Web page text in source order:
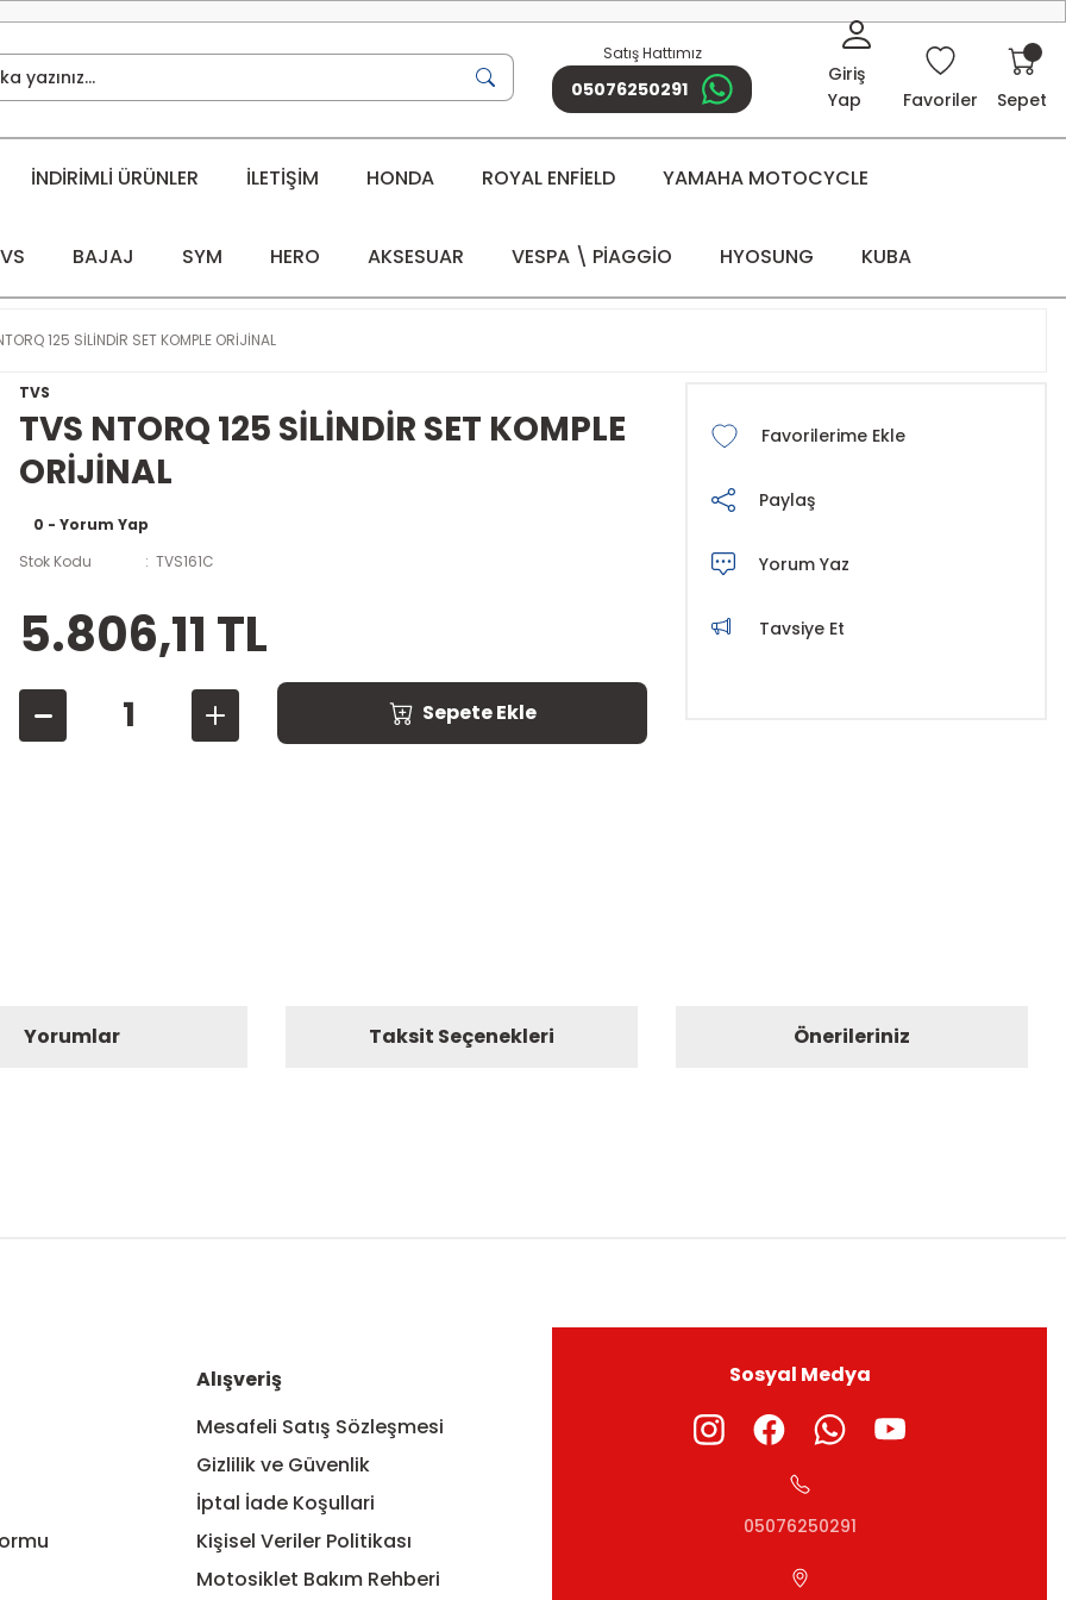
Satış Hattımız
05076250291
Giriş
Yap
Favoriler Sepet
İNDİRİMLİ ÜRÜNLER İLETİŞİM HONDA ROYAL ENFİELD YAMAHA MOTOCYCLE
BAJAJ SYM HERO AKSESUAR VESPA \ PİAGGİO HYOSUNG KUBA
125 SİLİNDİR SET KOMPLE ORİJİNAL
TVS
TVS NTORQ 125 SİLİNDİR SET KOMPLE
ORİJİNAL
0 - Yorum Yap
Stok Kodu
TVS161C
5.806,11 TL
Sepete Ekle
Paylaş
Yorum Yaz
Tavsiye Et
Yorumlar Taksit Seçenekleri Önerileriniz
Alışveriş
Mesafeli Satış Sözleşmesi
Gizlilik ve Güvenlik
İptal İade Koşullari
Kişisel Veriler Politikası
Motosiklet Bakım Rehberi
Sosyal Medya
05076250291